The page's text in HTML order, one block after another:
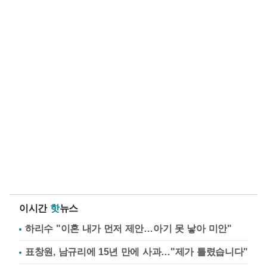
이시간 핫뉴스
하리수 "이혼 내가 먼저 제안…아기 못 낳아 미안"
표창원, 남규리에 15년 만에 사과…"제가 틀렸습니다"